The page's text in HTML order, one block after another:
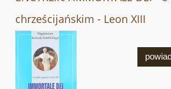
chrześcijańskim - Leon XIII